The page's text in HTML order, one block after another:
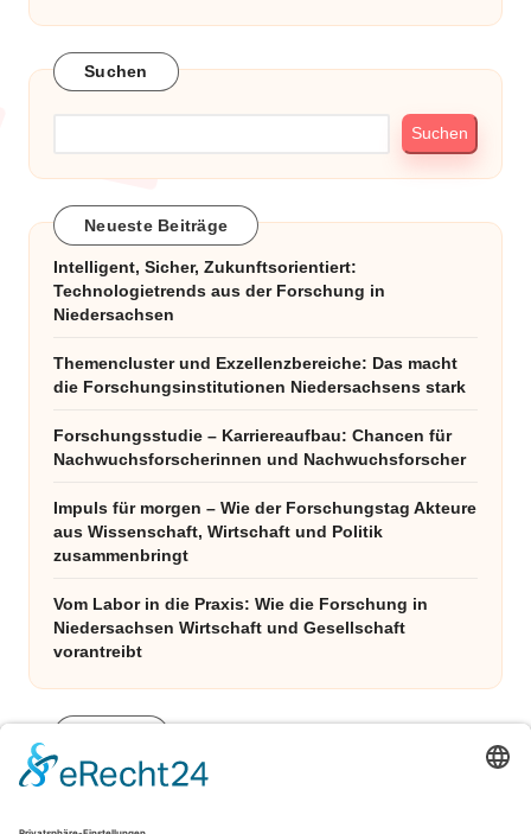
Suchen
Suchen
Neueste Beiträge
Intelligent, Sicher, Zukunftsorientiert:
Technologietrends aus der Forschung in
Niedersachsen
Themencluster und Exzellenzbereiche: Das macht
die Forschungsinstitutionen Niedersachsens stark
Forschungsstudie – Karriereaufbau: Chancen für
Nachwuchsforscherinnen und Nachwuchsforscher
Impuls für morgen – Wie der Forschungstag Akteure
aus Wissenschaft, Wirtschaft und Politik
zusammenbringt
Vom Labor in die Praxis: Wie die Forschung in
Niedersachsen Wirtschaft und Gesellschaft
vorantreibt
Juli 2025